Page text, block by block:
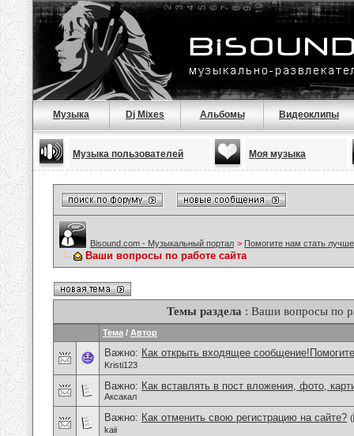
Музыка Dj Mixes Альбомы Видеоклипы
Музыка пользователей Моя музыка
Bisound.com - Музыкальный портал > Помогите нам стать
Ваши вопросы по работе сайта
Темы раздела : Ваши вопросы по
Тема / Автор
Важно: Как открыть входящее
Kristi123
Важно: Как вставлять в пост вложения, фото,
Аксакал
Важно: Как отменить свою регистрацию на сайте? (
kaii